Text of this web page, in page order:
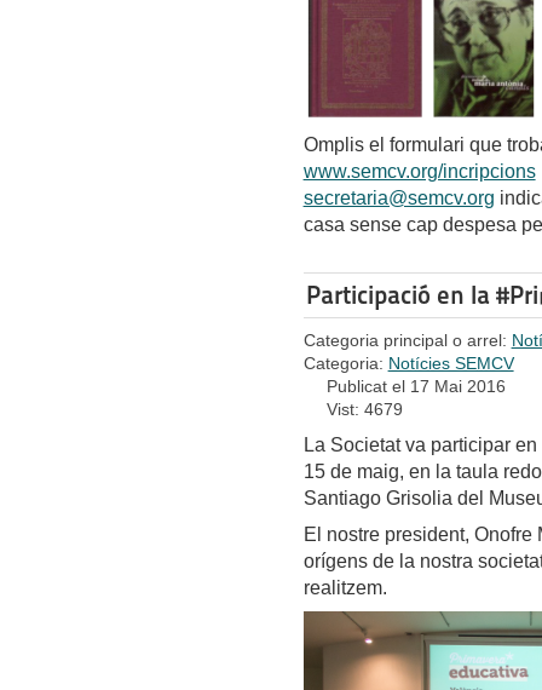
Omplis el formulari que
www.semcv.org/incripcions
secretaria@semcv.org
casa sense cap despesa
Participació en la
Categoria principal o arrel:
Categoria: Notícies SEMCV
Publicat el 17 Mai 2016
Vist: 4679
La Societat va participar
15 de maig, en la taula
Santiago Grisolia del
El nostre president,
orígens de la nostra
realitzem.